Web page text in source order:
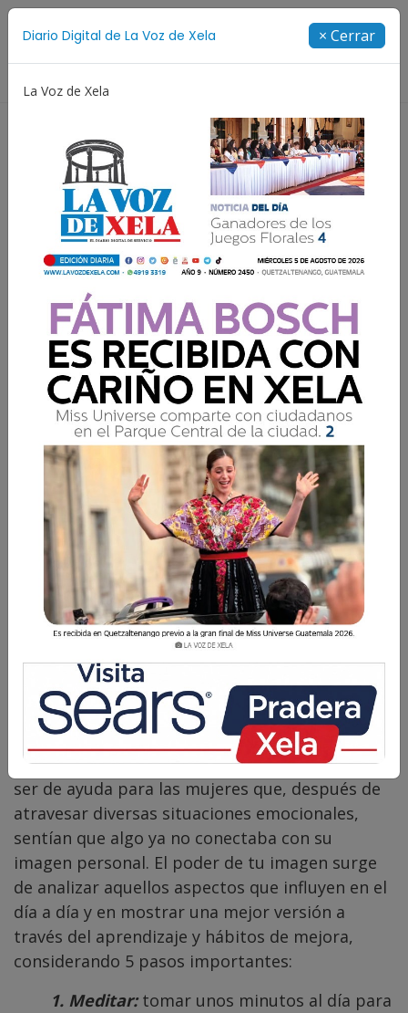
Diario Digital de La Voz de Xela × Cerrar
La Voz de Xela
Protección Infantil
¿Cómo lograr una imagen
integral?
Carol Contreras 1 Junio 2026 17:00
Comparte
Somos la suma de hábitos, ideas, formas de
comunicar, toma de decisiones y acciones. Hace
8 años desarrollé una estrategia que pudiera
ser de ayuda para las mujeres que, después de
atravesar diversas situaciones emocionales,
sentían que algo ya no conectaba con su
imagen personal. El poder de tu imagen surge
de analizar aquellos aspectos que influyen en el
día a día y en mostrar una mejor versión a
través del aprendizaje y hábitos de mejora,
considerando 5 pasos importantes:
1. Meditar: tomar unos minutos al día para